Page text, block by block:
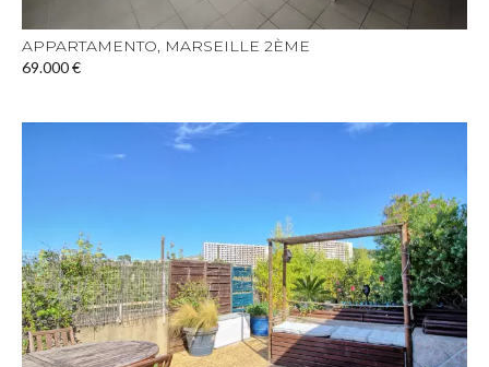
APPARTAMENTO, MARSEILLE 2ÈME
69.000 €